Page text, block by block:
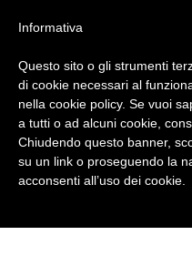
i
Informativa
Questo sito o gli strumenti
di cookie necessari al
nella cookie policy. Se vuoi
a tutti o ad alcuni cookie,
Chiudendo questo banner,
su un link o proseguendo la
acconsenti all’uso dei cookie.